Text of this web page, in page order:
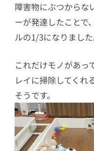
障害物にぶつからな
ーが発達したことで
ルの1/3になりました
これだけモノがあっ
レイに掃除してくれ
そうです。